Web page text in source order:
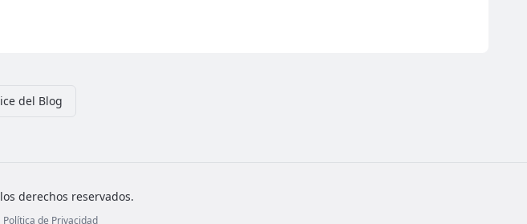
del Blog
derechos reservados.
Política de Privacidad